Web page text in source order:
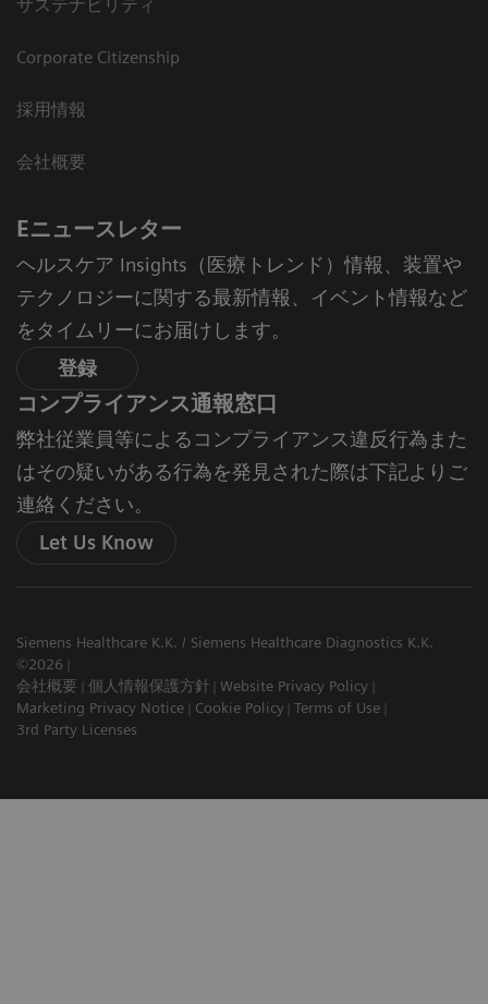
サステナビリティ
Corporate Citizenship
採用情報
会社概要
Eニュースレター
ヘルスケア Insights（医療トレンド）情報、装置や
テクノロジーに関する最新情報、イベント情報など
をタイムリーにお届けします。
登録
コンプライアンス通報窓口
弊社従業員等によるコンプライアンス違反行為また
はその疑いがある行為を発見された際は下記よりご
連絡ください。
Let Us Know
Siemens Healthcare K.K. / Siemens Healthcare Diagnostics K.K.
©2026
会社概要
個人情報保護方針
Website Privacy Policy
Marketing Privacy Notice
Cookie Policy Terms of Use
3rd Party Licenses